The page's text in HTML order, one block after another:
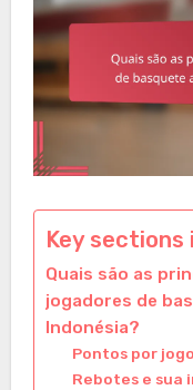
Key
Quais são as
jogadores de
Indonésia?
Pontos por
Rebotes e sua